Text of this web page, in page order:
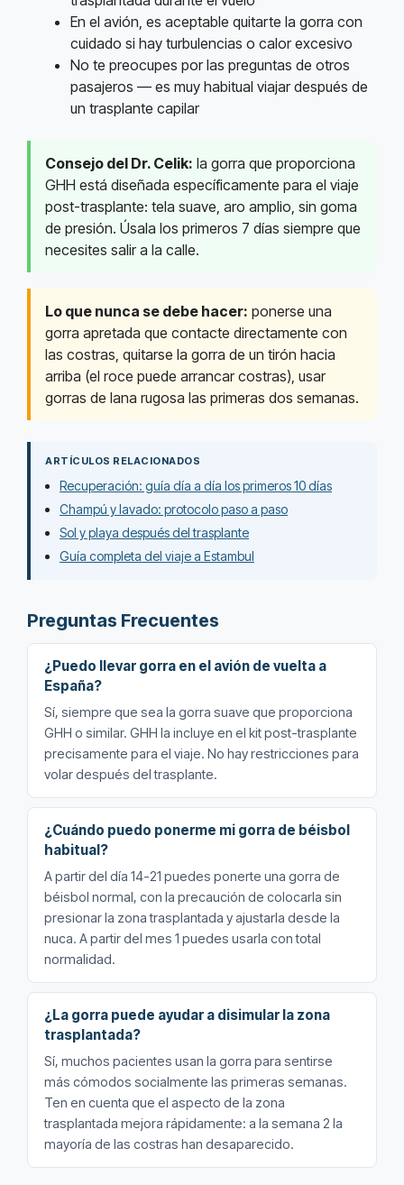
En el avión, es aceptable quitarte la gorra con
cuidado si hay turbulencias o calor excesivo
No te preocupes por las preguntas de otros
pasajeros — es muy habitual viajar después de
un trasplante capilar
Consejo del Dr. Celik: la gorra que proporciona
GHH está diseñada específicamente para el viaje
post-trasplante: tela suave, aro amplio, sin goma
de presión. Úsala los primeros 7 días siempre que
necesites salir a la calle.
Lo que nunca se debe hacer: ponerse una
gorra apretada que contacte directamente con
las costras, quitarse la gorra de un tirón hacia
arriba (el roce puede arrancar costras), usar
gorras de lana rugosa las primeras dos semanas.
ARTÍCULOS RELACIONADOS
Recuperación: guía día a día los primeros 10 días
Champú y lavado: protocolo paso a paso
Sol y playa después del trasplante
Guía completa del viaje a Estambul
Preguntas Frecuentes
¿Puedo llevar gorra en el avión de vuelta a
España?
Sí, siempre que sea la gorra suave que proporciona
GHH o similar. GHH la incluye en el kit post-trasplante
precisamente para el viaje. No hay restricciones para
volar después del trasplante.
¿Cuándo puedo ponerme mi gorra de béisbol
habitual?
A partir del día 14-21 puedes ponerte una gorra de
béisbol normal, con la precaución de colocarla sin
presionar la zona trasplantada y ajustarla desde la
nuca. A partir del mes 1 puedes usarla con total
normalidad.
¿La gorra puede ayudar a disimular la zona
trasplantada?
Sí, muchos pacientes usan la gorra para sentirse
más cómodos socialmente las primeras semanas.
Ten en cuenta que el aspecto de la zona
trasplantada mejora rápidamente: a la semana 2 la
mayoría de las costras han desaparecido.